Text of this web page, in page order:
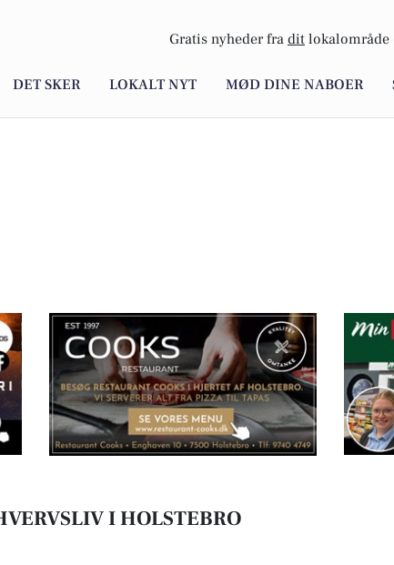
Gratis nyheder fra dit lokalområde
DET SKER LOKALT NYT MØD DINE NABOER
I HOLSTEBRO